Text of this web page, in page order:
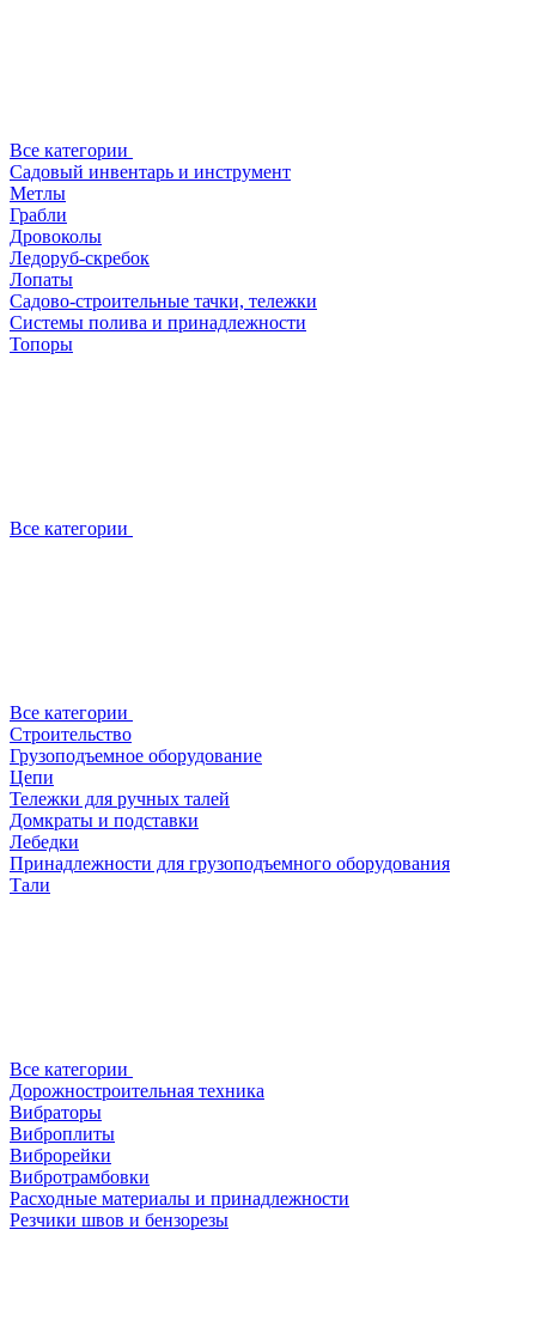
Все категории
Садовый инвентарь и инструмент
Метлы
Грабли
Дровоколы
Ледоруб-скребок
Лопаты
Садово-строительные тачки, тележки
Системы полива и принадлежности
Топоры
Все категории
Все категории
Строительство
Грузоподъемное оборудование
Цепи
Тележки для ручных талей
Домкраты и подставки
Лебедки
Принадлежности для грузоподъемного оборудования
Тали
Все категории
Дорожностроительная техника
Вибраторы
Виброплиты
Виброрейки
Вибротрамбовки
Расходные материалы и принадлежности
Резчики швов и бензорезы